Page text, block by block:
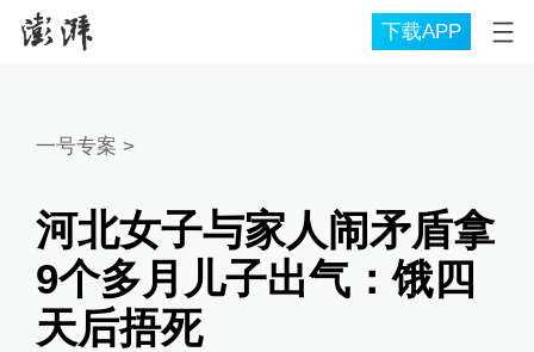
下载APP
一号专案 >
河北女子与家人闹矛盾拿
9个多月儿子出气：饿四
天后捂死